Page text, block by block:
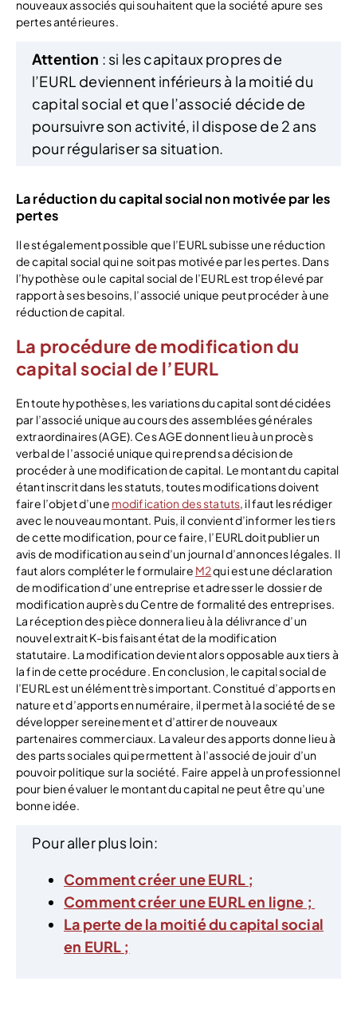
nouveaux associés qui souhaitent que la société apure ses
pertes antérieures.
Attention : si les capitaux propres de
l’EURL deviennent inférieurs à la moitié du
capital social et que l’associé décide de
poursuivre son activité, il dispose de 2 ans
pour régulariser sa situation.
La réduction du capital social non motivée par les
pertes
Il est également possible que l’EURL subisse une réduction
de capital social qui ne soit pas motivée par les pertes. Dans
l’hypothèse ou le capital social de l’EURL est trop élevé par
rapport à ses besoins, l’associé unique peut procéder à une
réduction de capital.
La procédure de modification du
capital social de l’EURL
En toute hypothèses, les variations du capital sont décidées
par l’associé unique au cours des assemblées générales
extraordinaires (AGE). Ces AGE donnent lieu à un procès
verbal de l’associé unique qui reprend sa décision de
procéder à une modification de capital. Le montant du capital
étant inscrit dans les statuts, toutes modifications doivent
faire l’objet d’une modification des statuts, il faut les rédiger
avec le nouveau montant. Puis, il convient d’informer les tiers
de cette modification, pour ce faire, l’EURL doit publier un
avis de modification au sein d’un journal d’annonces légales. Il
faut alors compléter le formulaire M2qui est une déclaration
de modification d’une entreprise et adresser le dossier de
modification auprès du Centre de formalité des entreprises.
La réception des pièce donnera lieu à la délivrance d’un
nouvel extrait K-bis faisant état de la modification
statutaire. La modification devient alors opposable aux tiers à
la fin de cette procédure. En conclusion, le capital social de
l’EURL est un élément très important. Constitué d’apports en
nature et d’apports en numéraire, il permet à la société de se
développer sereinement et d’attirer de nouveaux
partenaires commerciaux. La valeur des apports donne lieu à
des parts sociales qui permettent à l’associé de jouir d’un
pouvoir politique sur la société. Faire appel à un professionnel
pour bien évaluer le montant du capital ne peut être qu’une
bonne idée.
Pour aller plus loin:
Comment créer une EURL ;
Comment créer une EURL en ligne ;
La perte de la moitié du capital social
en EURL ;